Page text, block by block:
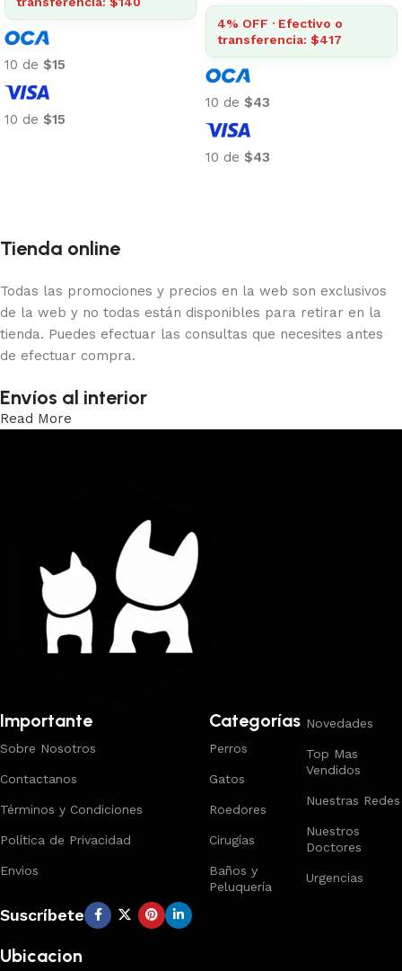
10 de $15
10 de $15
4% OFF · Efectivo o
transferencia: $417
10 de $43
10 de $43
Tienda online
Todas las promociones y precios en la web son exclusivos
de la web y no todas están disponibles para retirar en la
tienda. Puedes efectuar las consultas que necesites antes
de efectuar compra.
Envíos al interior
Read More
Importante
Sobre Nosotros
Contactanos
Términos y Condiciones
Política de Privacidad
Envios
Categorías
Perros
Gatos
Roedores
Cirugías
Baños y
Peluquería
Novedades
Top Mas
Vendidos
Nuestras Redes
Nuestros
Doctores
Urgencias
Suscríbete
Ubicacion